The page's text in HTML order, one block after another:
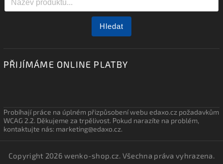
Hledat
PŘIJÍMÁME ONLINE PLATBY
Probíhají práce na úplném přizpůsobení webu edaxo.cz požadavkům
WCAG 2.2. Děkujeme za trpělivost. Pokud narazíte na problém,
kontaktujte nás: marketing@edaxo.cz.
Copyright 2026wenko-shop.cz. Všechna práva vyhrazena.